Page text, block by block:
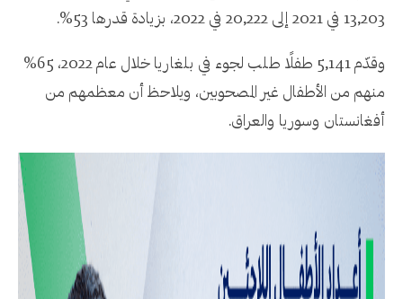
13,203 في 2021 إلى 20,222 في 2022، بزيادة قدرها 53%.
وقدّم 5,141 طفلًا طلب لجوء في بلغاريا خلال عام 2022، 65%
منهم من الأطفال غير المصحوبين، ويلاحظ أن معظمهم من
أفغانستان وسوريا والعراق.